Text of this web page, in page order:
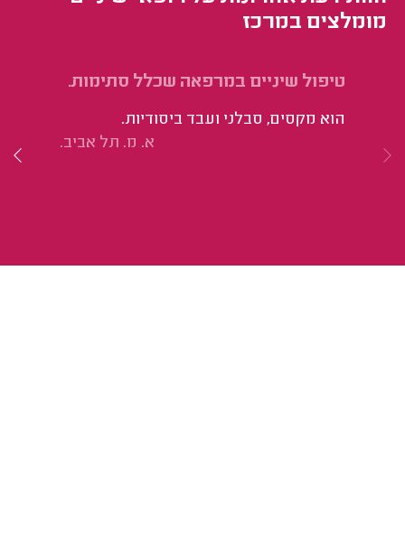
מומלצים במרכז
טיפול שיניים במרפאה שכלל סתימות.
הוא מקסים, סבלני ועבד ביסודיות.
א. מ. תל אביב.